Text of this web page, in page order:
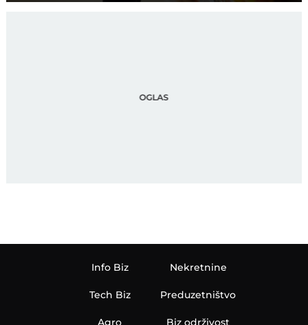
Info Biz
Tech Biz
Agro
Nekretnine
Preduzetništvo
Biz održivost